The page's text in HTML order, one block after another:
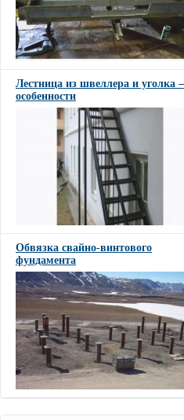
Лестница из швеллера и уголка –
особенности
Обвязка свайно-винтового
фундамента